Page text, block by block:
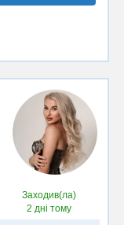
Заходив(ла)
2 дні тому